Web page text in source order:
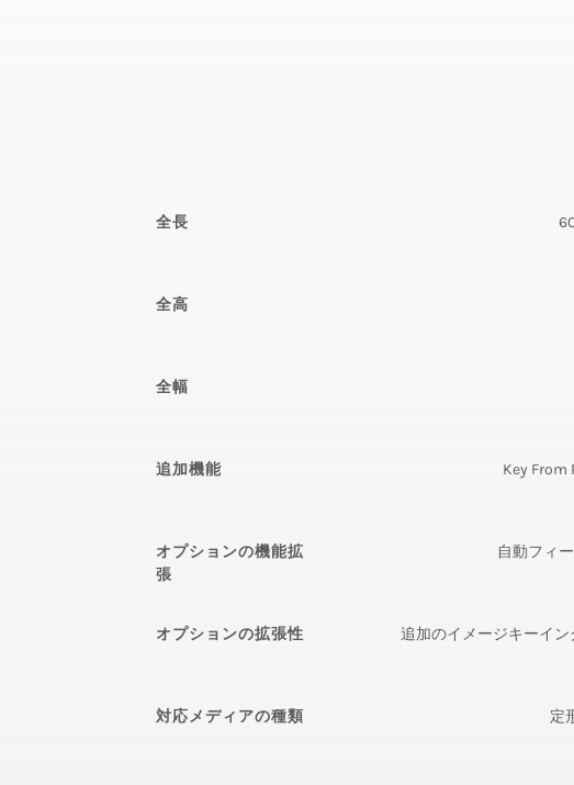
全長
全高
全幅
追加機能 Key From
オプションの機能拡
張
自動フィ
オプションの拡張性
追加のイメージキーイ
対応メディアの種類 定